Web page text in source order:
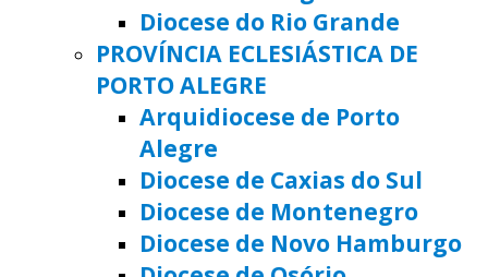
Diocese do Rio Grande
PROVÍNCIA ECLESIÁSTICA DE
PORTO ALEGRE
Arquidiocese de Porto
Alegre
Diocese de Caxias do Sul
Diocese de Montenegro
Diocese de Novo Hamburgo